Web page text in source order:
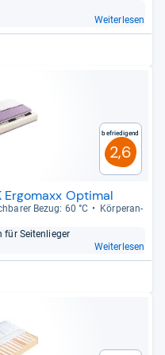
Weiterlesen
Befriedigend
2,6
Ergomaxx Optimal
Bezug: 60 °C
Kör­pe­ran­
für Sei­ten­lie­ger
Weiterlesen